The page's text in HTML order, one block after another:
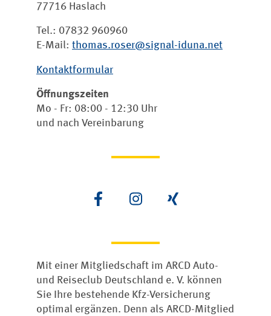
77716 Haslach
Tel.: 07832 960960
E-Mail: thomas.roser@signal-iduna.net
Kontaktformular
Öffnungszeiten
Mo - Fr: 08:00 - 12:30 Uhr
und nach Vereinbarung
Mit einer Mitgliedschaft im ARCD Auto-
und Reiseclub Deutschland e. V. können
Sie Ihre bestehende Kfz-Versicherung
optimal ergänzen. Denn als ARCD-Mitglied